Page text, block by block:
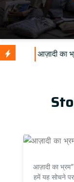
आज़ादी का
हमें यह सोचने